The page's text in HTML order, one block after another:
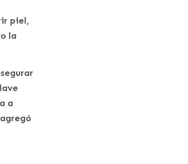
piel,
la
a